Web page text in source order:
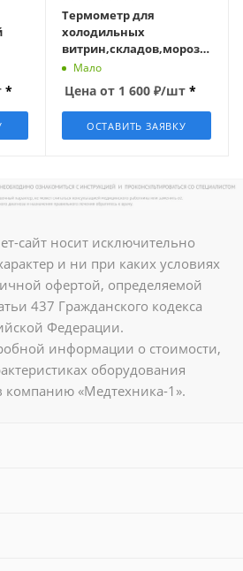
*
Термометр для
холодильных
камер и погребов
ТС-7АМК (-35 °C ~ +50 °C) с
поверкой, Термоприбор
Мало
Цена от 1 600₽/шт *
ОСТАВИТЬ ЗАЯВКУ
сайт носит исключительно
и ни при каких условиях
офертой, определяемой
437 Гражданского кодекса
Федерации.
информации о стоимости,
оборудования
компанию «Медтехника-1».